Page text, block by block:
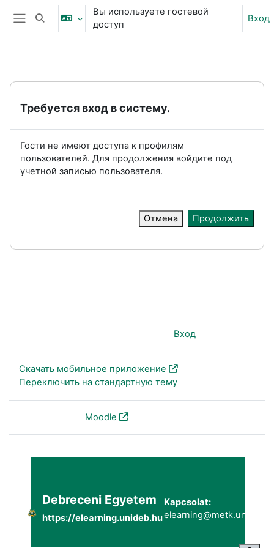
Перейти к основному содержанию
Боковая панель
Изменить данные поисковой строки
Вы используете гостевой
доступ
Вход
Требуется вход в систему.
Гости не имеют доступа к профилям
пользователей. Для продолжения войдите под
учетной записью пользователя.
Отмена Продолжить
Вход
Скачать мобильное приложение
Переключить на стандартную тему
Moodle
Debreceni Egyetem
https://elearning.unideb.hu
Kapcsolat: